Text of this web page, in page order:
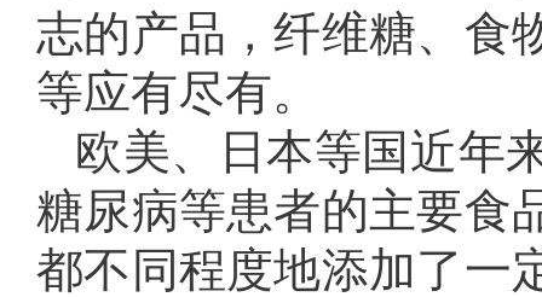
志的产品，纤维糖、食
等应有尽有。
欧美、日本等国近年
糖尿病等患者的主要食
都不同程度地添加了一